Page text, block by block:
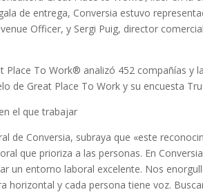
de entrega, Conversia estuvo
Officer, y Sergi Puig, director
Place To Work® analizó 452 compañías y
de Great Place To Work y su encuesta
el que trabajar
de Conversia, subraya que «este
que prioriza a las personas. En
un entorno laboral excelente. Nos
horizontal y cada persona tiene voz.